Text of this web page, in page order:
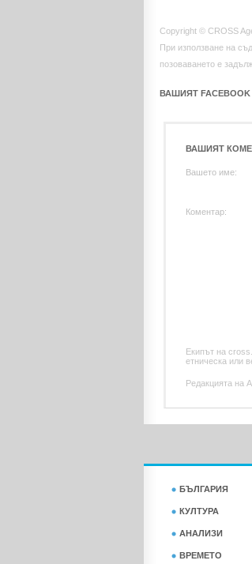
Copyright © CROSS
При използване на
позоваването е
ВАШИЯТ
ВАШИЯТ
Вашето име:
Коментар:
Екипът на
етническа или
Редакцията на
БЪЛГАРИЯ
КУЛТУРА
АНАЛИЗИ
ВРЕМЕТО